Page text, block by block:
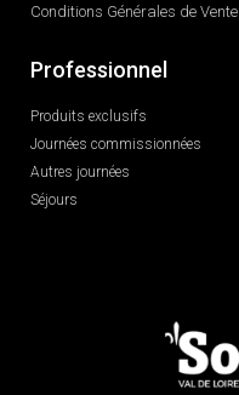
Conditions Générales de Vente
Professionnel
Produits exclusifs
Journées commissionnées
Autres journées
Séjours